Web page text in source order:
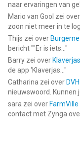
naar ervaringen van
Mario van Gool zei over
zoon niet meer in te
Thijs zei over
bericht ""Er is iets... "
Barry zei over Klaverjas
de app ‘Klaverjas... "
Catharina zei over
nieuwswoord. Kunnen
sara zei over
contact met Zynga